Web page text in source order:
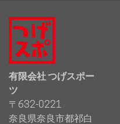
有限会社 つげスポー
ツ
〒632-0221
奈良県奈良市都祁白